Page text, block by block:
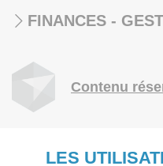
FINANCES -
Contenu
LES